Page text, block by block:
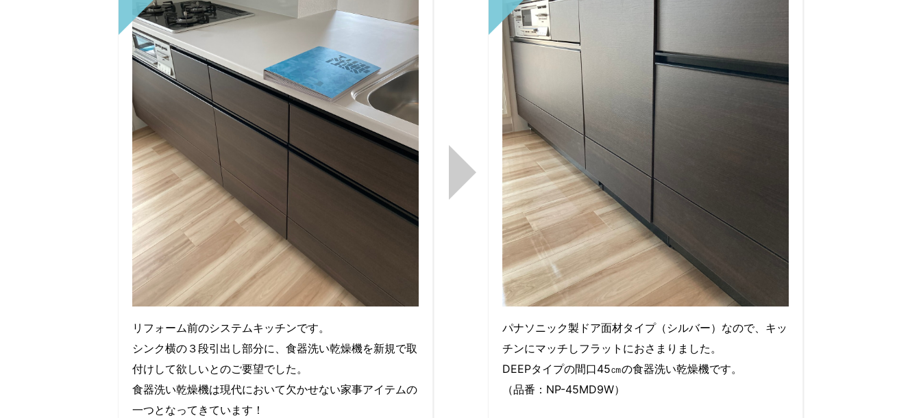
リフォーム前のシステムキッチンです。
シンク横の３段引出し部分に、食器洗い乾燥機を新規で取
付けして欲しいとのご要望でした。
食器洗い乾燥機は現代において欠かせない家事アイテムの
一つとなってきています！
パナソニック製ドア面材タイプ（シルバー）なので、キッ
チンにマッチしフラットにおさまりました。
DEEPタイプの間口45㎝の食器洗い乾燥機です。
（品番：NP-45MD9W）